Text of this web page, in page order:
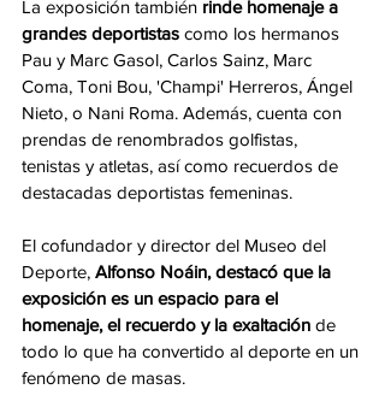
La exposición también rinde homenaje a
grandes deportistas como los hermanos
Pau y Marc Gasol, Carlos Sainz, Marc
Coma, Toni Bou, 'Champi' Herreros, Ángel
Nieto, o Nani Roma. Además, cuenta con
prendas de renombrados golfistas,
tenistas y atletas, así como recuerdos de
destacadas deportistas femeninas.
El cofundador y director del Museo del
Deporte, Alfonso Noáin, destacó que la
exposición es un espacio para el
homenaje, el recuerdo y la exaltación de
todo lo que ha convertido al deporte en un
fenómeno de masas.